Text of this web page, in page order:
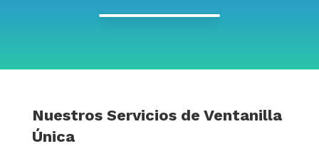
Nuestros Servicios de Ventanilla
Única